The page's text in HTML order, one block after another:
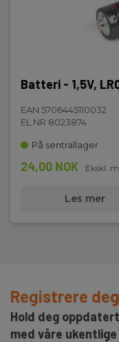
Batteri - 1,5V,
EAN 5706445110032
EL.NR 8023874
På sentrallager
24,00 NOK Ekskl.
Les mer
Registrere
Hold deg
med våre